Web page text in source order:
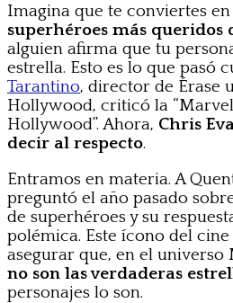
Imagina que te conviertes en
superhéroes más queridos
alguien afirma que tu
estrella. Esto es lo que pasó
Tarantino, director de Érase
Hollywood, criticó la
Hollywood”. Ahora, Chris
decir al respecto.
Entramos en materia. A
preguntó el año pasado
de superhéroes y su
polémica. Este ícono del
asegurar que, en el universo
no son las verdaderas
personajes lo son.